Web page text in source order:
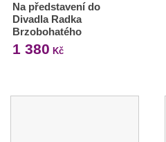
Na představení do
Divadla Radka
Brzobohatého
1 380 Kč